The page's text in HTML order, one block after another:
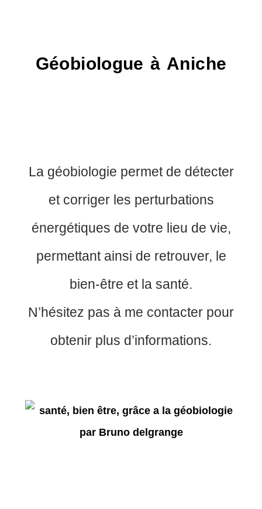
Géobiologue à Aniche
La géobiologie permet de détecter
et corriger les perturbations
énergétiques de votre lieu de vie,
permettant ainsi de retrouver, le
bien-être et la santé.
N’hésitez pas à me contacter pour
obtenir plus d’informations.